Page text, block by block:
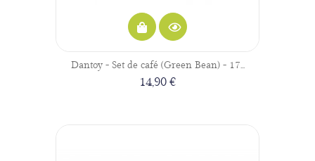
Dantoy - Set de café (Green Bean) - 17...
14,90 €